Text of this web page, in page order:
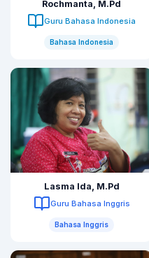
Rochmanta, M.Pd
Guru Bahasa Indonesia
Bahasa Indonesia
Lasma Ida, M.Pd
Guru Bahasa Inggris
Bahasa Inggris